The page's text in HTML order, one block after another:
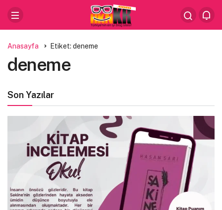
Anasayfa Etiket: deneme
deneme
Son Yazılar